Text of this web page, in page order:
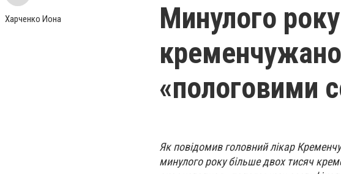
Харченко Иона
Минулого
«пологовими
Як повідомив головний лікар
минулого року більше двох тисяч